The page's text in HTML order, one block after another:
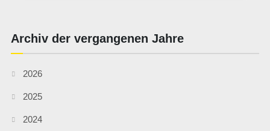
Archiv der vergangenen Jahre
2026
2025
2024